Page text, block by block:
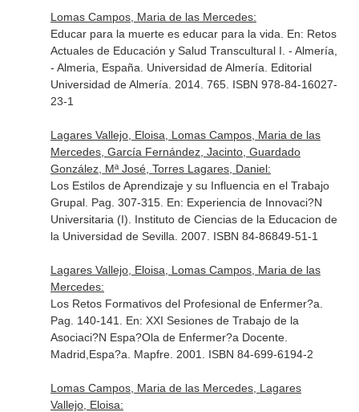
Lomas Campos, Maria de las Mercedes:
Educar para la muerte es educar para la vida. En: Retos
Actuales de Educación y Salud Transcultural I . - Almería,
- Almeria, España. Universidad de Almería. Editorial
Universidad de Almería. 2014. 765. ISBN 978-84-16027-
23-1
Lagares Vallejo, Eloisa, Lomas Campos, Maria de las
Mercedes, García Fernández, Jacinto, Guardado
González, Mª José, Torres Lagares, Daniel:
Los Estilos de Aprendizaje y su Influencia en el Trabajo
Grupal. Pag. 307-315. En: Experiencia de Innovaci?N
Universitaria (I) . Instituto de Ciencias de la Educacion de
la Universidad de Sevilla. 2007. ISBN 84-86849-51-1
Lagares Vallejo, Eloisa, Lomas Campos, Maria de las
Mercedes:
Los Retos Formativos del Profesional de Enfermer?a.
Pag. 140-141. En: XXI Sesiones de Trabajo de la
Asociaci?N Espa?Ola de Enfermer?a Docente.
Madrid,Espa?a. Mapfre. 2001. ISBN 84-699-6194-2
Lomas Campos, Maria de las Mercedes, Lagares
Vallejo, Eloisa: